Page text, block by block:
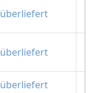
überliefert
überliefert
überliefert